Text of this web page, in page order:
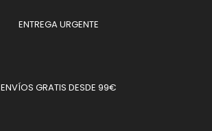
ENTREGA URGENTE
ENVÍOS GRATIS DESDE 99€